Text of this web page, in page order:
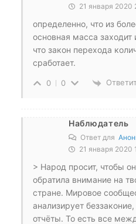
21 января 2020
определенно, что из
основная масса
что закон перехода
сработает.
0 0
Наблюдатель
Ответ для
21 января 2020
> Народ просит, чтобы
обратила внимание на
стране. Мировое
анализирует
отчёты. То есть все